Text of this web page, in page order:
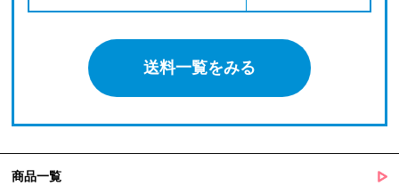
送料一覧をみる
商品一覧